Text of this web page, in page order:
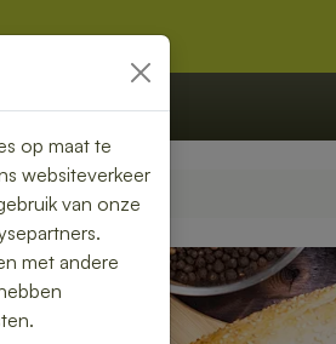
op maat te
websiteverkeer
van onze
met andere